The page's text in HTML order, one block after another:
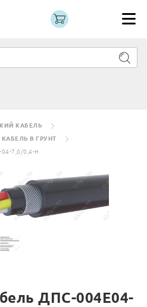
КАБЕЛЬ
В ГРУНТ
7,0/0,4-Н
ДПС-004Е04-